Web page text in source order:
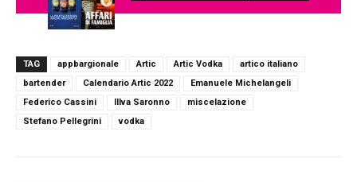
TAG appbargionale Artic Artic Vodka
artico italiano
bartender
Calendario Artic 2022
Emanuele Michelangeli
Federico Cassini
Illva Saronno
miscelazione
Stefano Pellegrini
vodka